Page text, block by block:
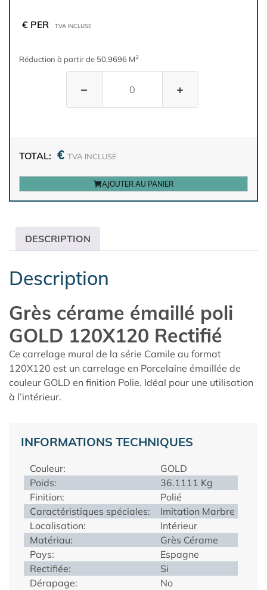
€ PER TVA INCLUSE
Réduction à partir de 50,9696 M2
− +
TOTAL: € TVA INCLUSE
AJOUTER AU PANIER
DESCRIPTION
Description
Grès cérame émaillé poli
GOLD 120X120 Rectifié
Ce carrelage mural de la série Camile au format
120X120 est un carrelage en Porcelaine émaillée de
couleur GOLD en finition Polie. Idéal pour une utilisation
à l’intérieur.
INFORMATIONS TECHNIQUES
Couleur:
GOLD
Poids:
36.1111 Kg
Finition:
Polié
Caractéristiques spéciales:
Imitation Marbre
Localisation:
Intérieur
Matériau:
Grès Cérame
Pays:
Espagne
Rectifiée:
Si
Dérapage:
No